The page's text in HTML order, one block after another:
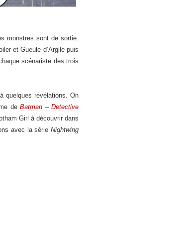
monstres sont de sortie.
et Gueule d’Argile puis
scénariste des trois
quelques révélations. On
deBatman – Detective
Girl à découvrir dans
avec la sérieNightwing